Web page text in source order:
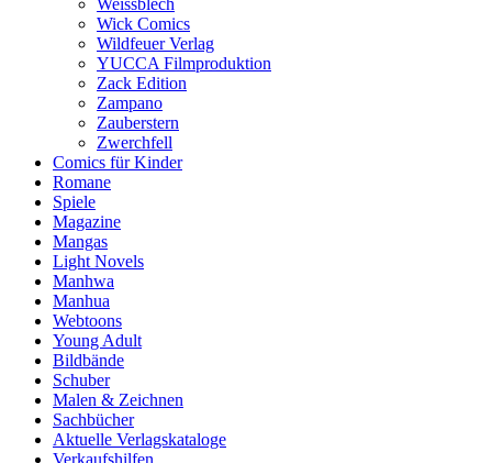
Weissblech
Wick Comics
Wildfeuer Verlag
YUCCA Filmproduktion
Zack Edition
Zampano
Zauberstern
Zwerchfell
Comics für Kinder
Romane
Spiele
Magazine
Mangas
Light Novels
Manhwa
Manhua
Webtoons
Young Adult
Bildbände
Schuber
Malen & Zeichnen
Sachbücher
Aktuelle Verlagskataloge
Verkaufshilfen